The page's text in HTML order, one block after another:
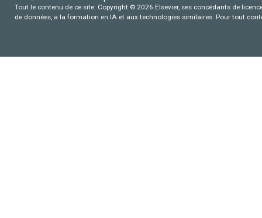
Tout le contenu de ce site: Copyright © 2026 Elsevier, ses concédants de
de données, a la formation en IA et aux technologies similaires. Pour tout